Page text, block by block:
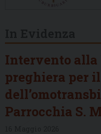
Intervento alla
preghiera per
Parrocchia S.